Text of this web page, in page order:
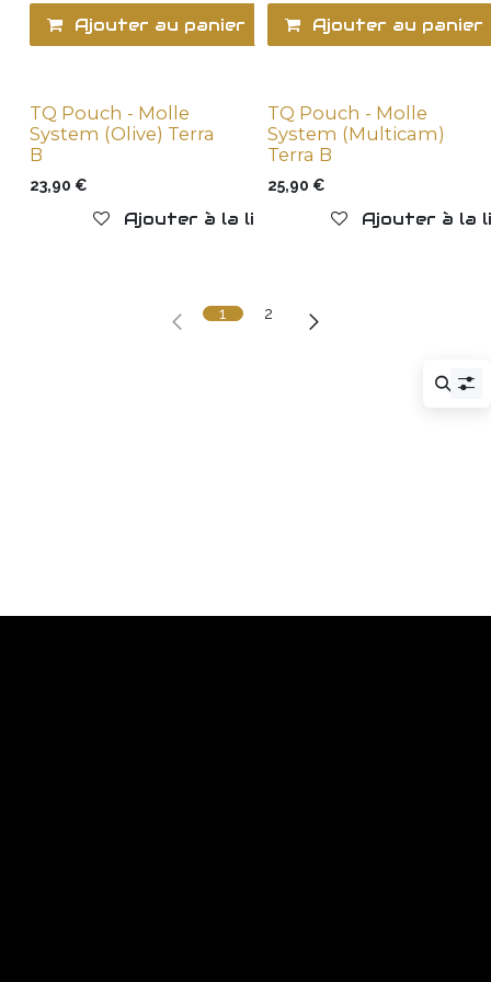
Ajouter au panier Ajouter à la
Ajouter au panier
TQ Pouch - Molle
System (Olive) Terra
B
23,90 €
Ajouter à la liste de souhaits
TQ Pouch - Molle
System (Multicam)
Terra B
25,90 €
Ajouter à la
1 2